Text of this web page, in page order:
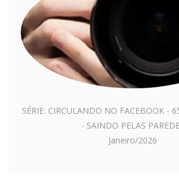
SÉRIE: CIRCULANDO NO FACEBOOK -
- SAINDO PELAS
Janeiro/2026